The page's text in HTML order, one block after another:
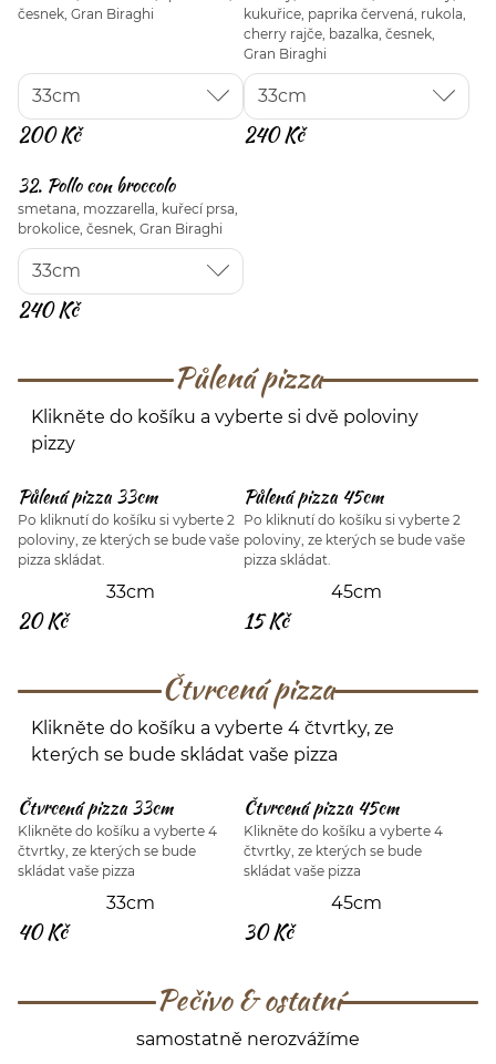
česnek, Gran Biraghi
200 Kč
kukuřice, paprika červená, rukola,
cherry rajče, bazalka, česnek,
Gran Biraghi
240 Kč
32. Pollo con broccolo
smetana, mozzarella, kuřecí prsa,
brokolice, česnek, Gran Biraghi
240 Kč
Půlená pizza
Klikněte do košíku a vyberte si dvě poloviny
pizzy
Půlená pizza 33cm
Po kliknutí do košíku si vyberte 2
poloviny, ze kterých se bude vaše
pizza skládat.
33cm
20 Kč
Půlená pizza 45cm
Po kliknutí do košíku si vyberte 2
poloviny, ze kterých se bude vaše
pizza skládat.
45cm
15 Kč
Čtvrcená pizza
Klikněte do košíku a vyberte 4 čtvrtky, ze
kterých se bude skládat vaše pizza
Čtvrcená pizza 33cm
Klikněte do košíku a vyberte 4
čtvrtky, ze kterých se bude
skládat vaše pizza
33cm
40 Kč
Čtvrcená pizza 45cm
Klikněte do košíku a vyberte 4
čtvrtky, ze kterých se bude
skládat vaše pizza
45cm
30 Kč
Pečivo & ostatní
samostatně nerozvážíme